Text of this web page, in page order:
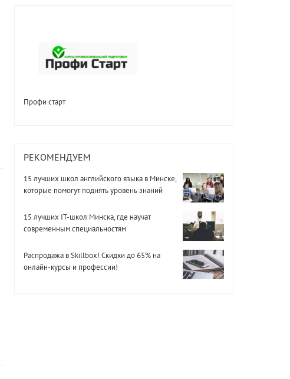
Профи старт
РЕКОМЕНДУЕМ
15 лучших школ английского языка в Минске,
которые помогут поднять уровень знаний
15 лучших IT-школ Минска, где научат
современным специальностям
Распродажа в Skillbox! Скидки до 65% на
онлайн-курсы и профессии!